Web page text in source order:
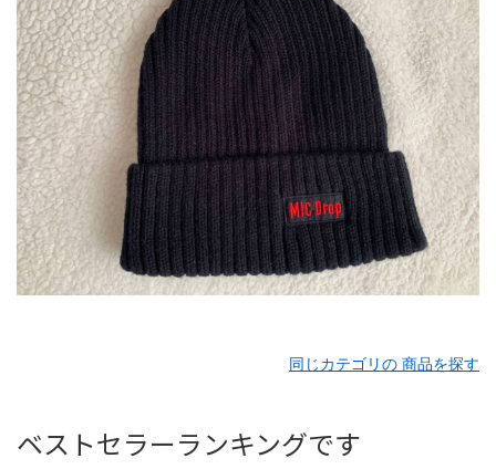
同じカテゴリの 商品を探す
ベストセラーランキングです